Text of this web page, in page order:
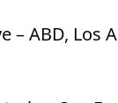
– ABD, Los